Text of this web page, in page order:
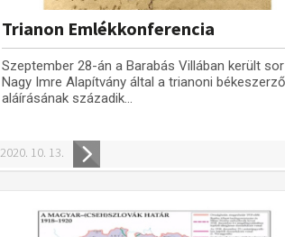
Trianon Emlékkonferencia
Szeptember 28-án a Barabás Villában került
Nagy Imre Alapítvány által a trianoni
aláírásának századik...
2020. 10. 13.